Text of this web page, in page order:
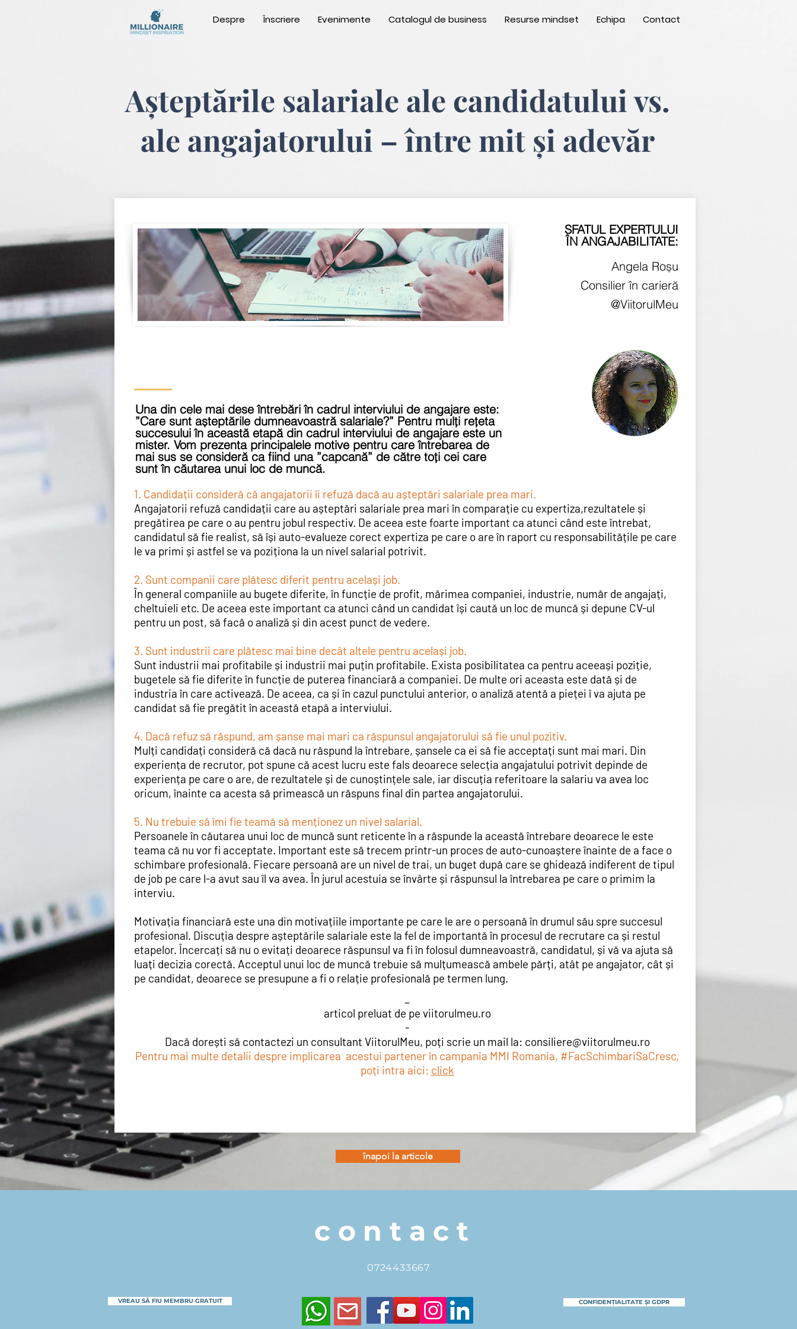
Despre Înscriere Evenimente Catalogul de business Resurse mindset Echipa Contact
Așteptările salariale ale candidatului vs.
ale angajatorului – între mit și adevăr
Angela Roșu
Consilier în carieră
@ViitorulMeu
SFATUL EXPERTULUI
ÎN ANGAJABILITATE:
Una din cele mai dese întrebări în cadrul interviului de angajare este:
”Care sunt așteptările dumneavoastră salariale?” Pentru mulți rețeta
succesului în această etapă din cadrul interviului de angajare este un
mister. Vom prezenta principalele motive pentru care întrebarea de
mai sus se consideră ca fiind una ”capcană” de către toți cei care
sunt în căutarea unui loc de muncă.
1. Candidații consideră că angajatorii îi refuză dacă au așteptări salariale prea mari.
Angajatorii refuză candidații care au așteptări salariale prea mari în comparație cu expertiza,rezultatele și
pregătirea pe care o au pentru jobul respectiv. De aceea este foarte important ca atunci când este întrebat,
candidatul să fie realist, să își auto-evalueze corect expertiza pe care o are în raport cu responsabilitățile pe care
le va primi și astfel se va poziționa la un nivel salarial potrivit.
2. Sunt companii care plătesc diferit pentru același job.
În general companiile au bugete diferite, în funcție de profit, mărimea companiei, industrie, număr de angajați,
cheltuieli etc. De aceea este important ca atunci când un candidat își caută un loc de muncă și depune CV-ul
pentru un post, să facă o analiză și din acest punct de vedere.
3. Sunt industrii care plătesc mai bine decât altele pentru același job.
Sunt industrii mai profitabile și industrii mai puțin profitabile. Exista posibilitatea ca pentru aceeași poziție,
bugetele să fie diferite în funcție de puterea financiară a companiei. De multe ori aceasta este dată și de
industria în care activează. De aceea, ca și în cazul punctului anterior, o analiză atentă a pieței î va ajuta pe
candidat să fie pregătit în această etapă a interviului.
4. Dacă refuz să răspund, am șanse mai mari ca răspunsul angajatorului să fie unul pozitiv.
Mulți candidați consideră că dacă nu răspund la întrebare, șansele ca ei să fie acceptați sunt mai mari. Din
experiența de recrutor, pot spune că acest lucru este fals deoarece selecția angajatului potrivit depinde de
experiența pe care o are, de rezultatele și de cunoștințele sale, iar discuția referitoare la salariu va avea loc
oricum, înainte ca acesta să primească un răspuns final din partea angajatorului.
5. Nu trebuie să îmi fie teamă să menționez un nivel salarial.
Persoanele în căutarea unui loc de muncă sunt reticente în a răspunde la această întrebare deoarece le este
teama că nu vor fi acceptate. Important este să trecem printr-un proces de auto-cunoaștere înainte de a face o
schimbare profesională. Fiecare persoană are un nivel de trai, un buget după care se ghidează indiferent de tipul
de job pe care l-a avut sau îl va avea. În jurul acestuia se învârte și răspunsul la întrebarea pe care o primim la
interviu.
Motivația financiară este una din motivațiile importante pe care le are o persoană în drumul său spre succesul
profesional. Discuția despre așteptările salariale este la fel de importantă în procesul de recrutare ca și restul
etapelor. Încercați să nu o evitați deoarece răspunsul va fi în folosul dumneavoastră, candidatul, și vă va ajuta să
luați decizia corectă. Acceptul unui loc de muncă trebuie să mulțumească ambele părți, atât pe angajator, cât și
pe candidat, deoarece se presupune a fi o relație profesională pe termen lung.
articol preluat de pe viitorulmeu.ro
-
Dacă dorești să contactezi un consultant ViitorulMeu, poți scrie un mail la: consiliere@viitorulmeu.ro
Pentru mai multe detalii despre implicarea acestui partener în campania MMI Romania, #FacSchimbariSaCresc,
poți intra aici: click
înapoi la articole
contact
0724433667
VREAU SĂ FIU MEMBRU GRATUIT CONFIDENȚIALITATE ȘI GDPR